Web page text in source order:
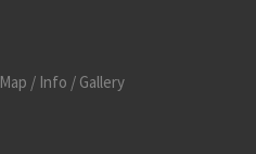
Map / Info / Gallery